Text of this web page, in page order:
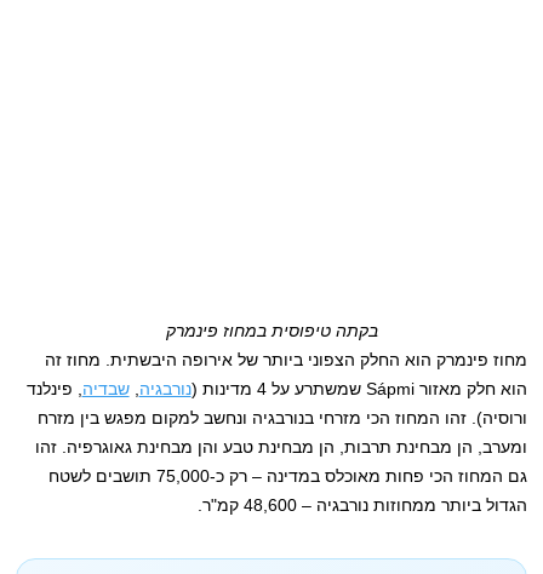
בקתה טיפוסית במחוז פינמרק
מחוז פינמרק הוא החלק הצפוני ביותר של אירופה היבשתית. מחוז זה
הוא חלק מאזור Sápmi שמשתרע על 4 מדינות (
נורבגיה ,שבדיה , פינלנד
ורוסיה). זהו המחוז הכי מזרחי בנורבגיה ונחשב למקום מפגש בין מזרח
ומערב, הן מבחינת תרבות, הן מבחינת טבע והן מבחינת גאוגרפיה. זהו
גם המחוז הכי פחות מאוכלס במדינה – רק כ-75,000 תושבים לשטח
הגדול ביותר ממחוזות נורבגיה – 48,600 קמ"ר.